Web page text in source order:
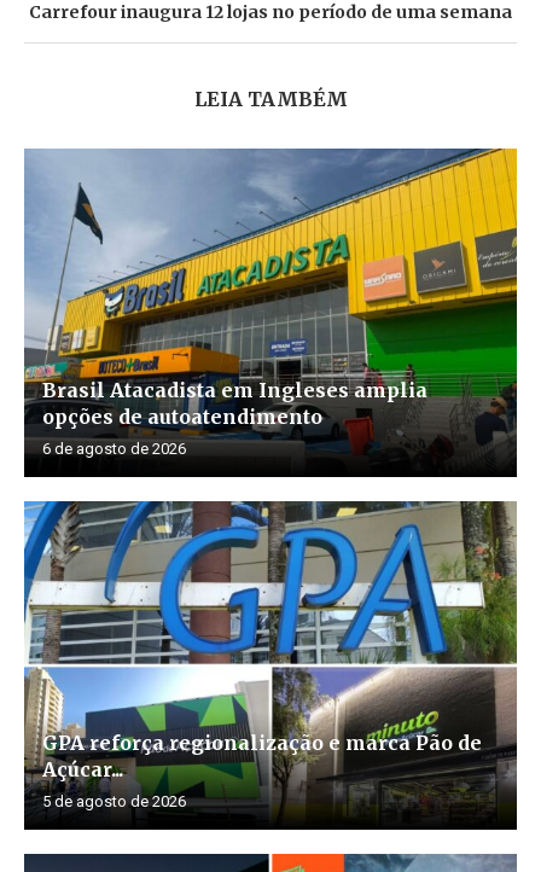
Carrefour inaugura 12 lojas no período de uma semana
LEIA TAMBÉM
Brasil Atacadista em Ingleses amplia
opções de autoatendimento
6 de agosto de 2026
GPA reforça regionalização e marca Pão de
Açúcar...
5 de agosto de 2026